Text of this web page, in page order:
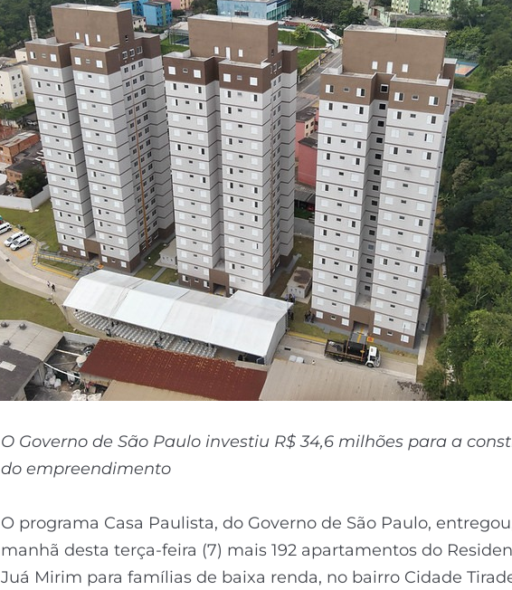
O Governo de São Paulo investiu R$ 34,6 milhões para a
do empreendimento
O programa Casa Paulista, do Governo de São Paulo,
manhã desta terça-feira (7) mais 192 apartamentos do
Juá Mirim para famílias de baixa renda, no bairro Cidade